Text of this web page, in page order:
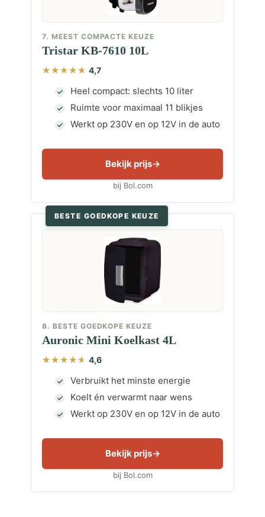
7. MEEST COMPACTE KEUZE
Tristar KB-7610 10L
4,7
Heel compact: slechts 10 liter
Ruimte voor maximaal 11 blikjes
Werkt op 230V en op 12V in de auto
Bekijk prijs
bij Bol.com
BESTE GOEDKOPE KEUZE
8. BESTE GOEDKOPE KEUZE
Auronic Mini Koelkast 4L
4,6
Verbruikt het minste energie
Koelt én verwarmt naar wens
Werkt op 230V en op 12V in de auto
Bekijk prijs
bij Bol.com